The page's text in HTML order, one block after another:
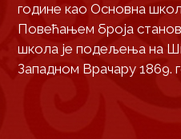
године као Основна
Повећањем броја
школа је подељења на
Западном Врачару 1869.